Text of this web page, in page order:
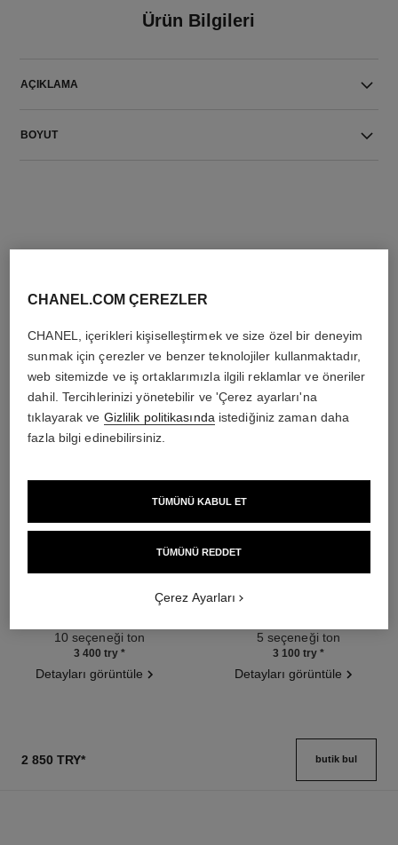
Ürün Bilgileri
AÇIKLAMA
BOYUT
THE PERFECT MATCH
poudre universelle libre
Ref. 132210
10 seçeneği ton
3 400 try *
Detayları görüntüle
joues contraste intense
Ref. 168242
5 seçeneği ton
3 100 try *
Detayları görüntüle
2 850 TRY* butik bul
CHANEL.COM ÇEREZLER
CHANEL, içerikleri kişiselleştirmek ve size özel bir deneyim
sunmak için çerezler ve benzer teknolojiler kullanmaktadır,
web sitemizde ve iş ortaklarımızla ilgili reklamlar ve öneriler
dahil. Tercihlerinizi yönetebilir ve 'Çerez ayarları'na
tıklayarak ve Gizlilik politikasında istediğiniz zaman daha
fazla bilgi edinebilirsiniz.
TÜMÜNÜ REDDET
TÜMÜNÜ KABUL ET
Çerez Ayarları